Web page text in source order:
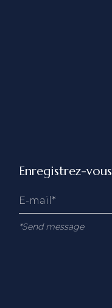
Enregistrez-vous
*Send message